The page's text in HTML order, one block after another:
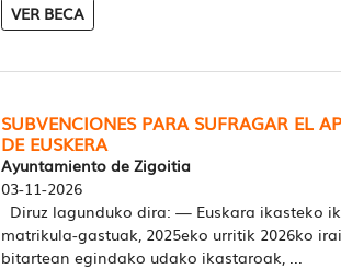
VER BECA
SUBVENCIONES PARA SUFRAGAR EL
DE EUSKERA
Ayuntamiento de Zigoitia
03-11-2026
Diruz lagunduko dira: — Euskara ikasteko
matrikula-gastuak, 2025eko urritik 2026ko
bitartean egindako udako ikastaroak, ...